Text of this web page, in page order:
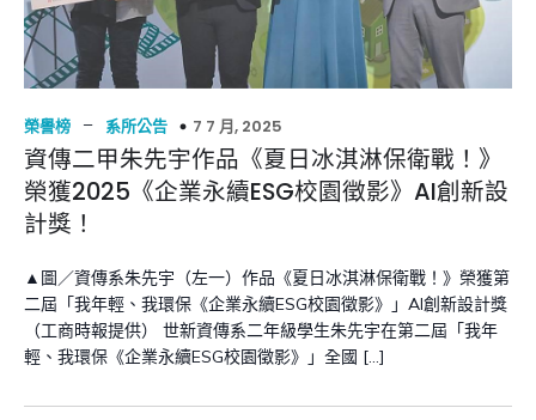
榮譽榜 – 系所公告 7 7 月, 2025
資傳二甲朱先宇作品《夏日冰淇淋保衛戰！》
榮獲2025《企業永續ESG校園徵影》AI創新設
計獎！
▲圖／資傳系朱先宇（左一）作品《夏日冰淇淋保衛戰！》榮獲第
二屆「我年輕、我環保《企業永續ESG校園徵影》」AI創新設計獎
（工商時報提供） 世新資傳系二年級學生朱先宇在第二屆「我年
輕、我環保《企業永續ESG校園徵影》」全國 […]